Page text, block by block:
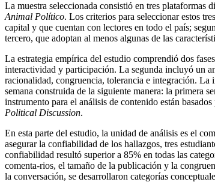
La muestra seleccionada consistió en tres plataformas
Animal Político. Los criterios para seleccionar estos
capital y que cuentan con lectores en todo el país;
tercero, que adoptan al menos algunas de las
La estrategia empírica del estudio comprendió dos
interactividad y participación. La segunda incluyó un
racionalidad, congruencia, tolerancia e integración. La
semana construida de la siguiente manera: la primera
instrumento para el análisis de contenido están
Political Discussion.
En esta parte del estudio, la unidad de análisis es el
asegurar la confiabilidad de los hallazgos, tres
confiabilidad resultó superior a 85% en todas las
comenta-rios, el tamaño de la publicación y la
la conversación, se desarrollaron categorías